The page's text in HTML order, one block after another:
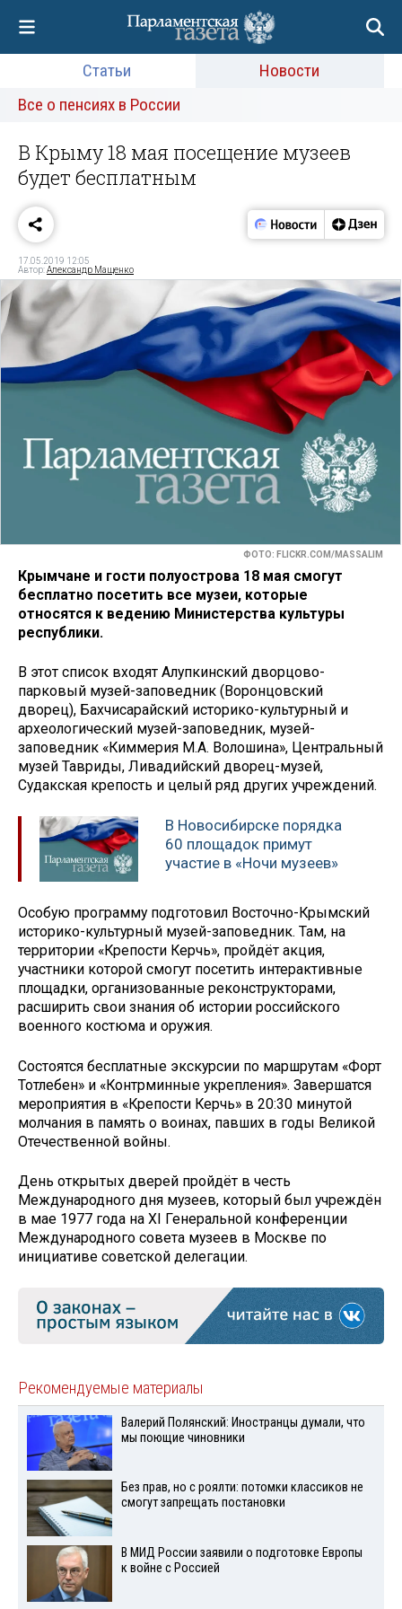
Статьи
Новости
Все о пенсиях в России
В Крыму 18 мая посещение музеев
будет бесплатным
17.05.2019 12:05
Автор:Александр Мащенко
ФОТО: FLICKR.COM/MASSALIM
Крымчане и гости полуострова 18 мая смогут
бесплатно посетить все музеи, которые
относятся к ведению Министерства культуры
республики.
В этот список входят Алупкинский дворцово-
парковый музей-заповедник (Воронцовский
дворец), Бахчисарайский историко-культурный и
археологический музей-заповедник, музей-
заповедник «Киммерия М.А. Волошина», Центральный
музей Тавриды, Ливадийский дворец-музей,
Судакская крепость и целый ряд других учреждений.
В Новосибирске порядка
60 площадок примут
участие в «Ночи музеев»
Особую программу подготовил Восточно-Крымский
историко-культурный музей-заповедник. Там, на
территории «Крепости Керчь», пройдёт акция,
участники которой смогут посетить интерактивные
площадки, организованные реконструкторами,
расширить свои знания об истории российского
военного костюма и оружия.
Состоятся бесплатные экскурсии по маршрутам «Форт
Тотлебен» и «Контрминные укрепления». Завершатся
мероприятия в «Крепости Керчь» в 20:30 минутой
молчания в память о воинах, павших в годы Великой
Отечественной войны.
День открытых дверей пройдёт в честь
Международного дня музеев, который был учреждён
в мае 1977 года на XI Генеральной конференции
Международного совета музеев в Москве по
инициативе советской делегации.
Рекомендуемые материалы
Валерий Полянский: Иностранцы думали, что
мы поющие чиновники
Без прав, но с роялти: потомки классиков не
смогут запрещать постановки
В МИД России заявили о подготовке Европы
к войне с Россией